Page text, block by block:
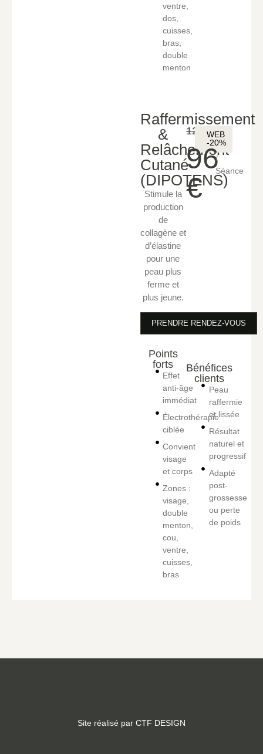
ventre,
dos,
cuisses,
bras,
double
menton
Raffermissement
&
Relâchement
Cutané
(DIPOTENS)
Stimule la
production
de
collagène et
d’élastine
pour une
peau plus
ferme et
plus jeune.
PRENDRE RENDEZ-VOUS
120€WEB
-20%
96
€
/
Séance
Points
forts
Effet
anti-âge
immédiat
Électrothérapie
ciblée
Convient
visage
et corps
Zones :
visage,
double
menton,
cou,
ventre,
cuisses,
bras
Bénéfices
clients
Peau
raffermie
et lissée
Résultat
naturel et
progressif
Adapté
post-
grossesse
ou perte
de poids
Site réalisé par CTF DESIGN